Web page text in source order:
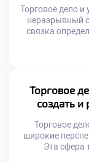
Торговое дело и
неразрывный
связка
товара
процессы и
синтез
Торговое
создать и
Торговое
широкие
Эта сфера